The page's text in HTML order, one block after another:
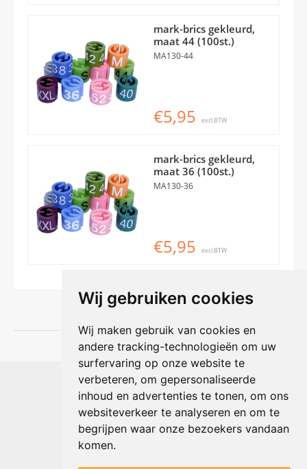
Wij gebruiken cookies
Wij maken gebruik van cookies en
andere tracking-technologieën om uw
surfervaring op onze website te
verbeteren, om gepersonaliseerde
inhoud en advertenties te tonen, om ons
websiteverkeer te analyseren en om te
begrijpen waar onze bezoekers vandaan
komen.
mark-brics gekleurd,
maat 44 (100st.)
MA130-44
€5,95 excl.BTW
mark-brics gekleurd,
maat 36 (100st.)
MA130-36
€5,95 excl.BTW
Shophouse online
Max Planckstraat 4
6716 BE Ede, Nederland
Telefoon:+31(0)318 618 121
E-mail: info@shophouse.nl
Geopend: ma t/m vr 09:00-17:00 uur